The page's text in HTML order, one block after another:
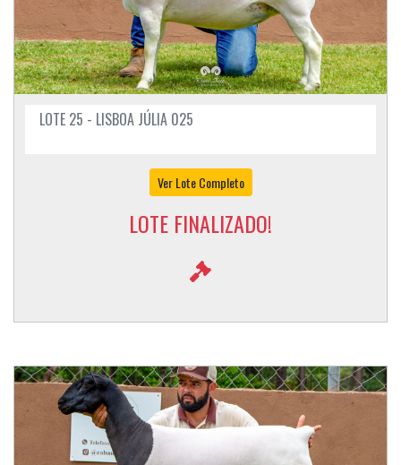
LOTE 25 - LISBOA JÚLIA 025
Ver Lote Completo
LOTE FINALIZADO!